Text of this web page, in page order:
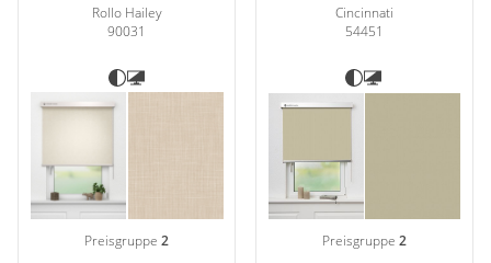
Rollo Hailey
90031
Preisgruppe2
Cincinnati
54451
Preisgruppe 2